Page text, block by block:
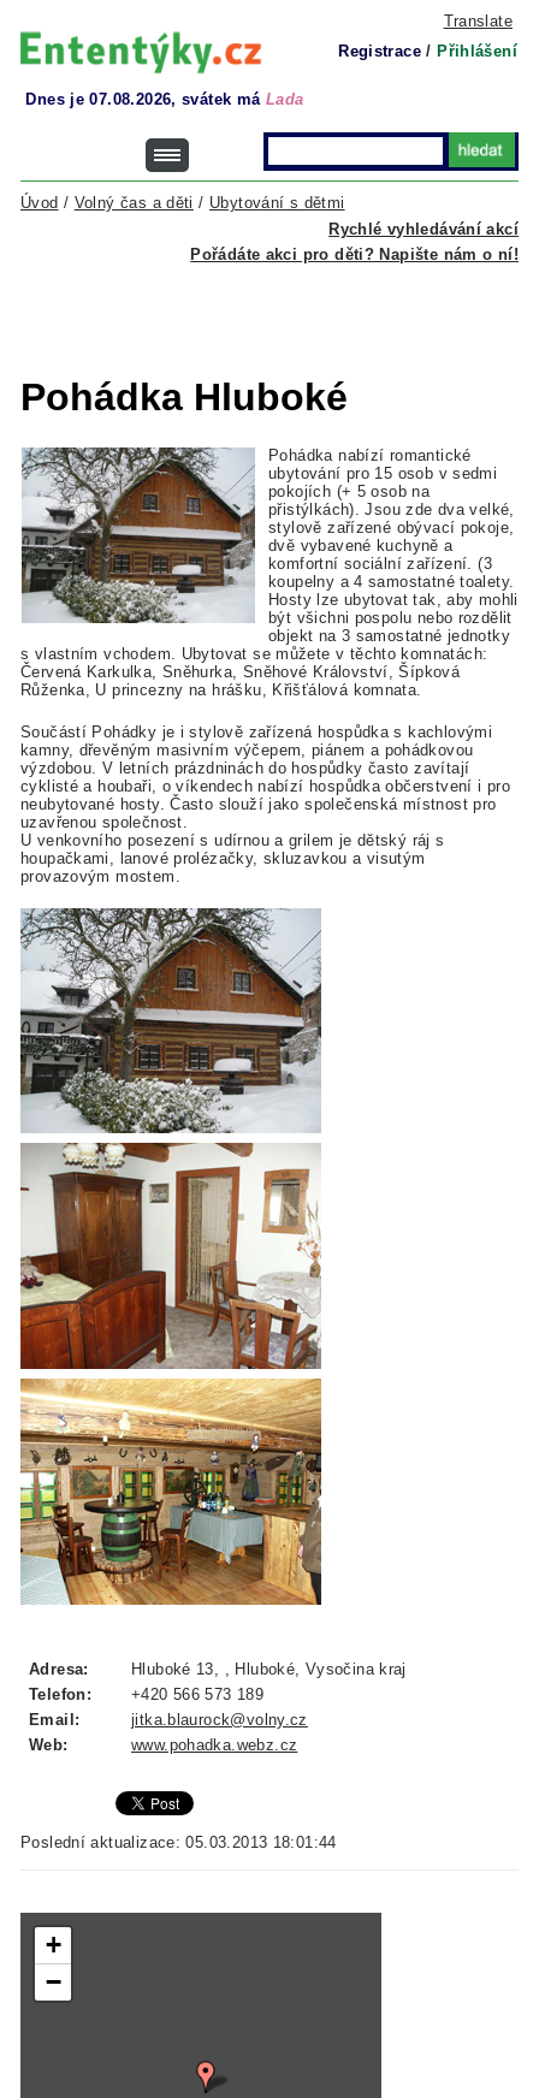
Translate
Registrace / Přihlášení
Dnes je 07.08.2026, svátek má Lada
Rychlé vyhledávání akcí
Úvod / Volný čas a děti / Ubytování s dětmi
Pořádáte akci pro děti? Napište nám o ní!
Pohádka Hluboké
Pohádka nabízí romantické
ubytování pro 15 osob v sedmi
pokojích (+ 5 osob na
přistýlkách). Jsou zde dva velké,
stylově zařízené obývací pokoje,
dvě vybavené kuchyně a
komfortní sociální zařízení. (3
koupelny a 4 samostatné toalety.
Hosty lze ubytovat tak, aby mohli
být všichni pospolu nebo rozdělit
objekt na 3 samostatné jednotky
s vlastním vchodem. Ubytovat se můžete v těchto komnatách:
Červená Karkulka, Sněhurka, Sněhové Království, Šípková
Růženka, U princezny na hrášku, Křišťálová komnata.
Součástí Pohádky je i stylově zařízená hospůdka s kachlovými
kamny, dřevěným masivním výčepem, piánem a pohádkovou
výzdobou. V letních prázdninách do hospůdky často zavítají
cyklisté a houbaři, o víkendech nabízí hospůdka občerstvení i pro
neubytované hosty. Často slouží jako společenská místnost pro
uzavřenou společnost.
U venkovního posezení s udírnou a grilem je dětský ráj s
houpačkami, lanové prolézačky, skluzavkou a visutým
provazovým mostem.
Adresa:
Hluboké 13, , Hluboké, Vysočina kraj
Telefon:
+420 566 573 189
Email:
jitka.blaurock@volny.cz
Web:
www.pohadka.webz.cz
Poslední aktualizace: 05.03.2013 18:01:44
+
−